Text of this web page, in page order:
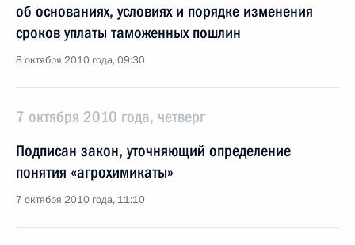
об основаниях, условиях и порядке изменения
сроков уплаты таможенных пошлин
8 октября 2010 года, 09:30
7 октября 2010 года, четверг
Подписан закон, уточняющий определение
понятия «агрохимикаты»
7 октября 2010 года, 11:10